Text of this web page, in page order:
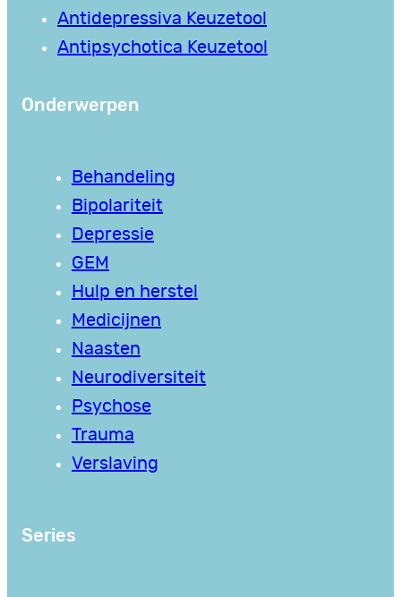
Antidepressiva Keuzetool
Antipsychotica Keuzetool
Onderwerpen
Behandeling
Bipolariteit
Depressie
GEM
Hulp en herstel
Medicijnen
Naasten
Neurodiversiteit
Psychose
Trauma
Verslaving
Series